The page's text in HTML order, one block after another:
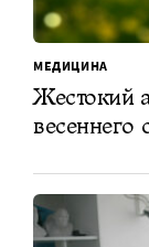
МЕДИЦИНА
Жестокий
весеннего